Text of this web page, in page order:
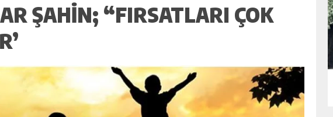
ŞAHIN; “FIRSATLARI ÇOK